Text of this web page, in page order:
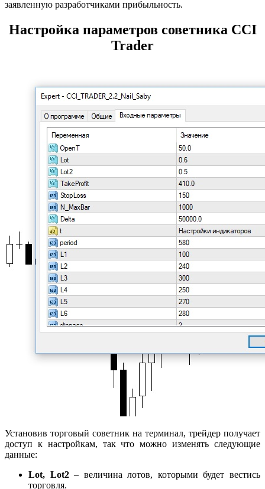
заявленную разработчиками прибыльность.
Настройка параметров советника CCI
Trader
Установив торговый советник на терминал, трейдер получает
доступ к настройкам, так что можно изменять следующие
данные:
Lot, Lot2– величина лотов, которыми будет вестись
торговля.